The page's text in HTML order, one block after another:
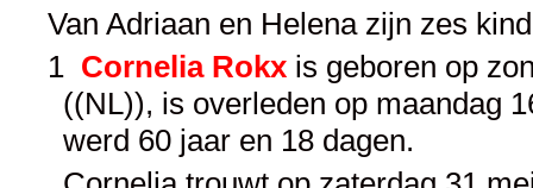
Van Adriaan en Helena zijn zes
1 Cornelia Rokx is geboren op
((NL)), is overleden op maandag
werd 60 jaar en 18 dagen.